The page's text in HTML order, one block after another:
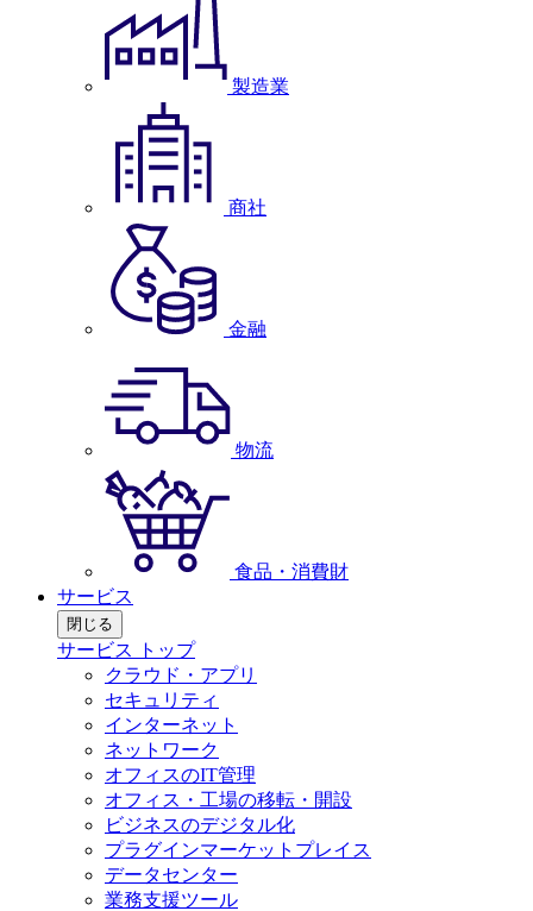
製造業
商社
金融
物流
食品・消費財
サービス
閉じる
サービス トップ
クラウド・アプリ
セキュリティ
インターネット
ネットワーク
オフィスのIT管理
オフィス・工場の移転・開設
ビジネスのデジタル化
プラグインマーケットプレイス
データセンター
業務支援ツール